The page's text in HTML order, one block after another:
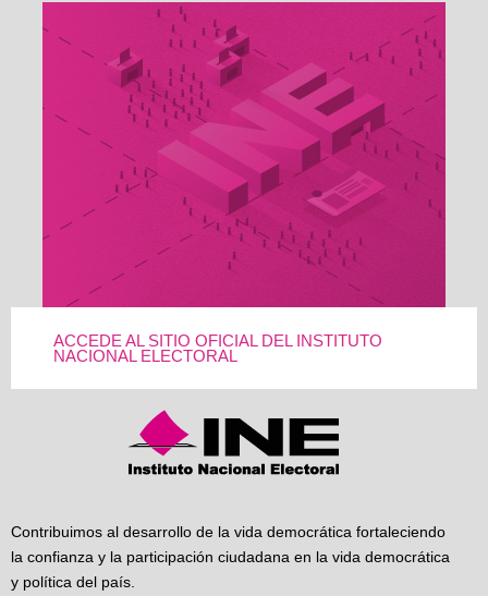
ACCEDE AL SITIO OFICIAL DEL INSTITUTO
NACIONAL ELECTORAL
Contribuimos al desarrollo de la vida democrática fortaleciendo
la confianza y la participación ciudadana en la vida democrática
y política del país.